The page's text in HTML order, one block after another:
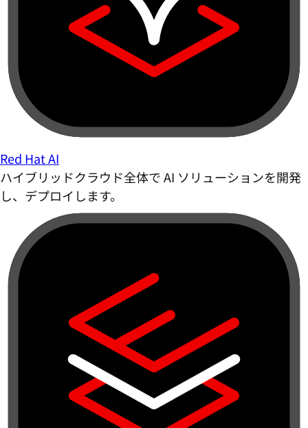
Red Hat AI
ハイブリッドクラウド全体で AI ソリューションを開発
し、デプロイします。